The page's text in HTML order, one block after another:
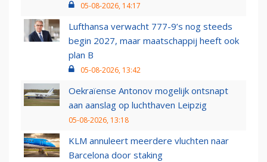
05-08-2026, 14:17
Lufthansa verwacht 777-9’s nog steeds
begin 2027, maar maatschappij heeft ook
plan B
05-08-2026, 13:42
Oekraïense Antonov mogelijk ontsnapt
aan aanslag op luchthaven Leipzig
05-08-2026, 13:18
KLM annuleert meerdere vluchten naar
Barcelona door staking